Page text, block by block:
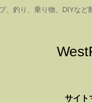
、釣り、乗り物、DIYな
サイト